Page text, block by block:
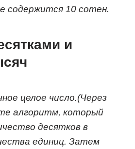
содержится 10 сотен.
и
целое число.(Через
алгоритм, который
десятков в
единиц. Затем